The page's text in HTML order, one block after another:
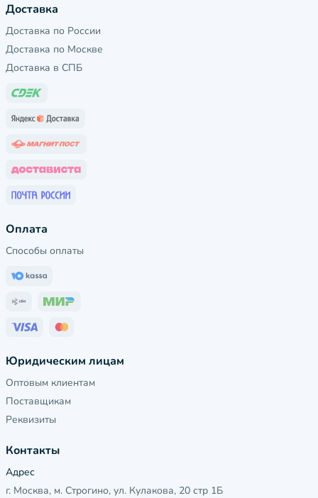
Доставка
Доставка по России
Доставка по Москве
Доставка в СПБ
Оплата
Способы оплаты
Юридическим лицам
Оптовым клиентам
Поставщикам
Реквизиты
Контакты
Адрес
г. Москва, м. Строгино, ул. Кулакова, 20 стр 1Б